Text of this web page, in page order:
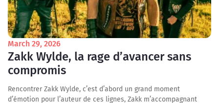
March 29, 2026
Zakk Wylde, la rage d’avancer sans
compromis
Rencontrer Zakk Wylde, c’est d’abord un grand moment
d’émotion pour l’auteur de ces lignes, Zakk m’accompagnant